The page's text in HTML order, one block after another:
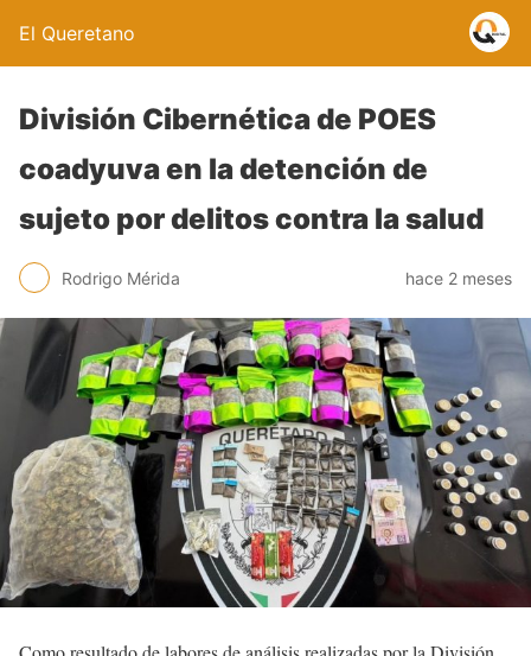
El Queretano
División Cibernética de POES
coadyuva en la detención de
sujeto por delitos contra la salud
Rodrigo Mérida hace 2 meses